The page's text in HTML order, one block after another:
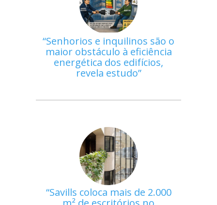
Senhorios e inquilinos são o
maior obstáculo à eficiência
energética dos edifícios,
revela estudo
Savills coloca mais de 2.000